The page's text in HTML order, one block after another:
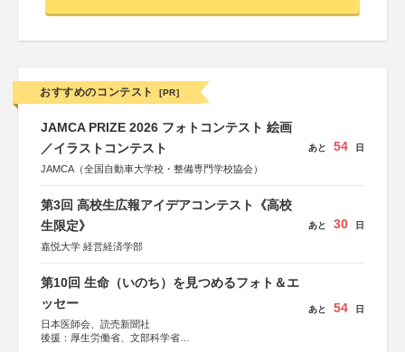
おすすめのコンテスト [PR]
JAMCA PRIZE 2026 フォトコンテスト 絵画
／イラストコンテスト
JAMCA（全国自動車大学校・整備専門学校協会）
あと 54 日
第3回 高校生広報アイデアコンテスト《高校
生限定》
嘉悦大学 経営経済学部
あと 30 日
第10回 生命（いのち）を見つめるフォト＆エ
ッセー
日本医師会、読売新聞社
後援：厚生労働省、文部科学省
あと 54 日